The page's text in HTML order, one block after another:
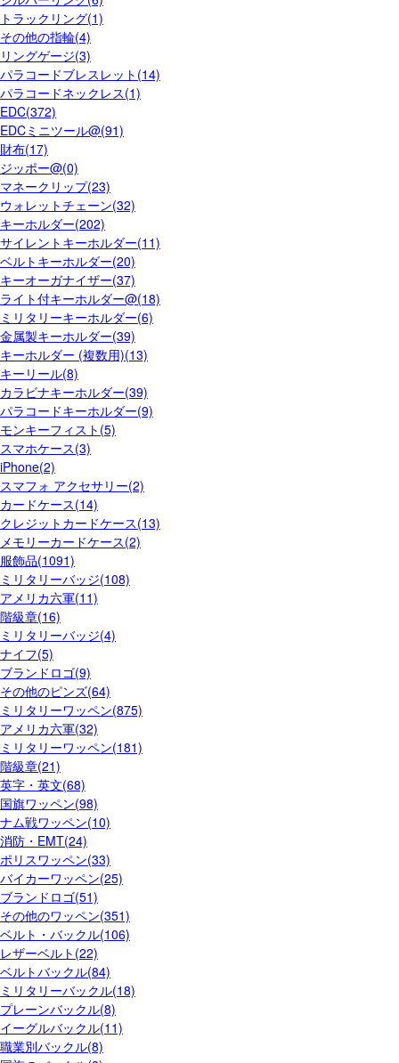
トラックリング(1)
その他の指輪(4)
リングゲージ(3)
パラコードブレスレット(14)
パラコードネックレス(1)
EDC(372)
EDCミニツール@(91)
財布(17)
ジッポー@(0)
マネークリップ(23)
ウォレットチェーン(32)
キーホルダー(202)
サイレントキーホルダー(11)
ベルトキーホルダー(20)
キーオーガナイザー(37)
ライト付キーホルダー@(18)
ミリタリーキーホルダー(6)
金属製キーホルダー(39)
キーホルダー (複数用)(13)
キーリール(8)
カラビナキーホルダー(39)
パラコードキーホルダー(9)
モンキーフィスト(5)
スマホケース(3)
iPhone(2)
スマフォ アクセサリー(2)
カードケース(14)
クレジットカードケース(13)
メモリーカードケース(2)
服飾品(1091)
ミリタリーバッジ(108)
アメリカ六軍(11)
階級章(16)
ミリタリーバッジ(4)
ナイフ(5)
ブランドロゴ(9)
その他のピンズ(64)
ミリタリーワッペン(875)
アメリカ六軍(32)
ミリタリーワッペン(181)
階級章(21)
英字・英文(68)
国旗ワッペン(98)
ナム戦ワッペン(10)
消防・EMT(24)
ポリスワッペン(33)
バイカーワッペン(25)
ブランドロゴ(51)
その他のワッペン(351)
ベルト・バックル(106)
レザーベルト(22)
ベルトバックル(84)
ミリタリーバックル(18)
プレーンバックル(8)
イーグルバックル(11)
職業別バックル(8)